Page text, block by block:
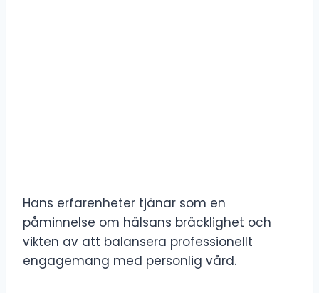
Hans erfarenheter tjänar som en
påminnelse om hälsans bräcklighet och
vikten av att balansera professionellt
engagemang med personlig vård.